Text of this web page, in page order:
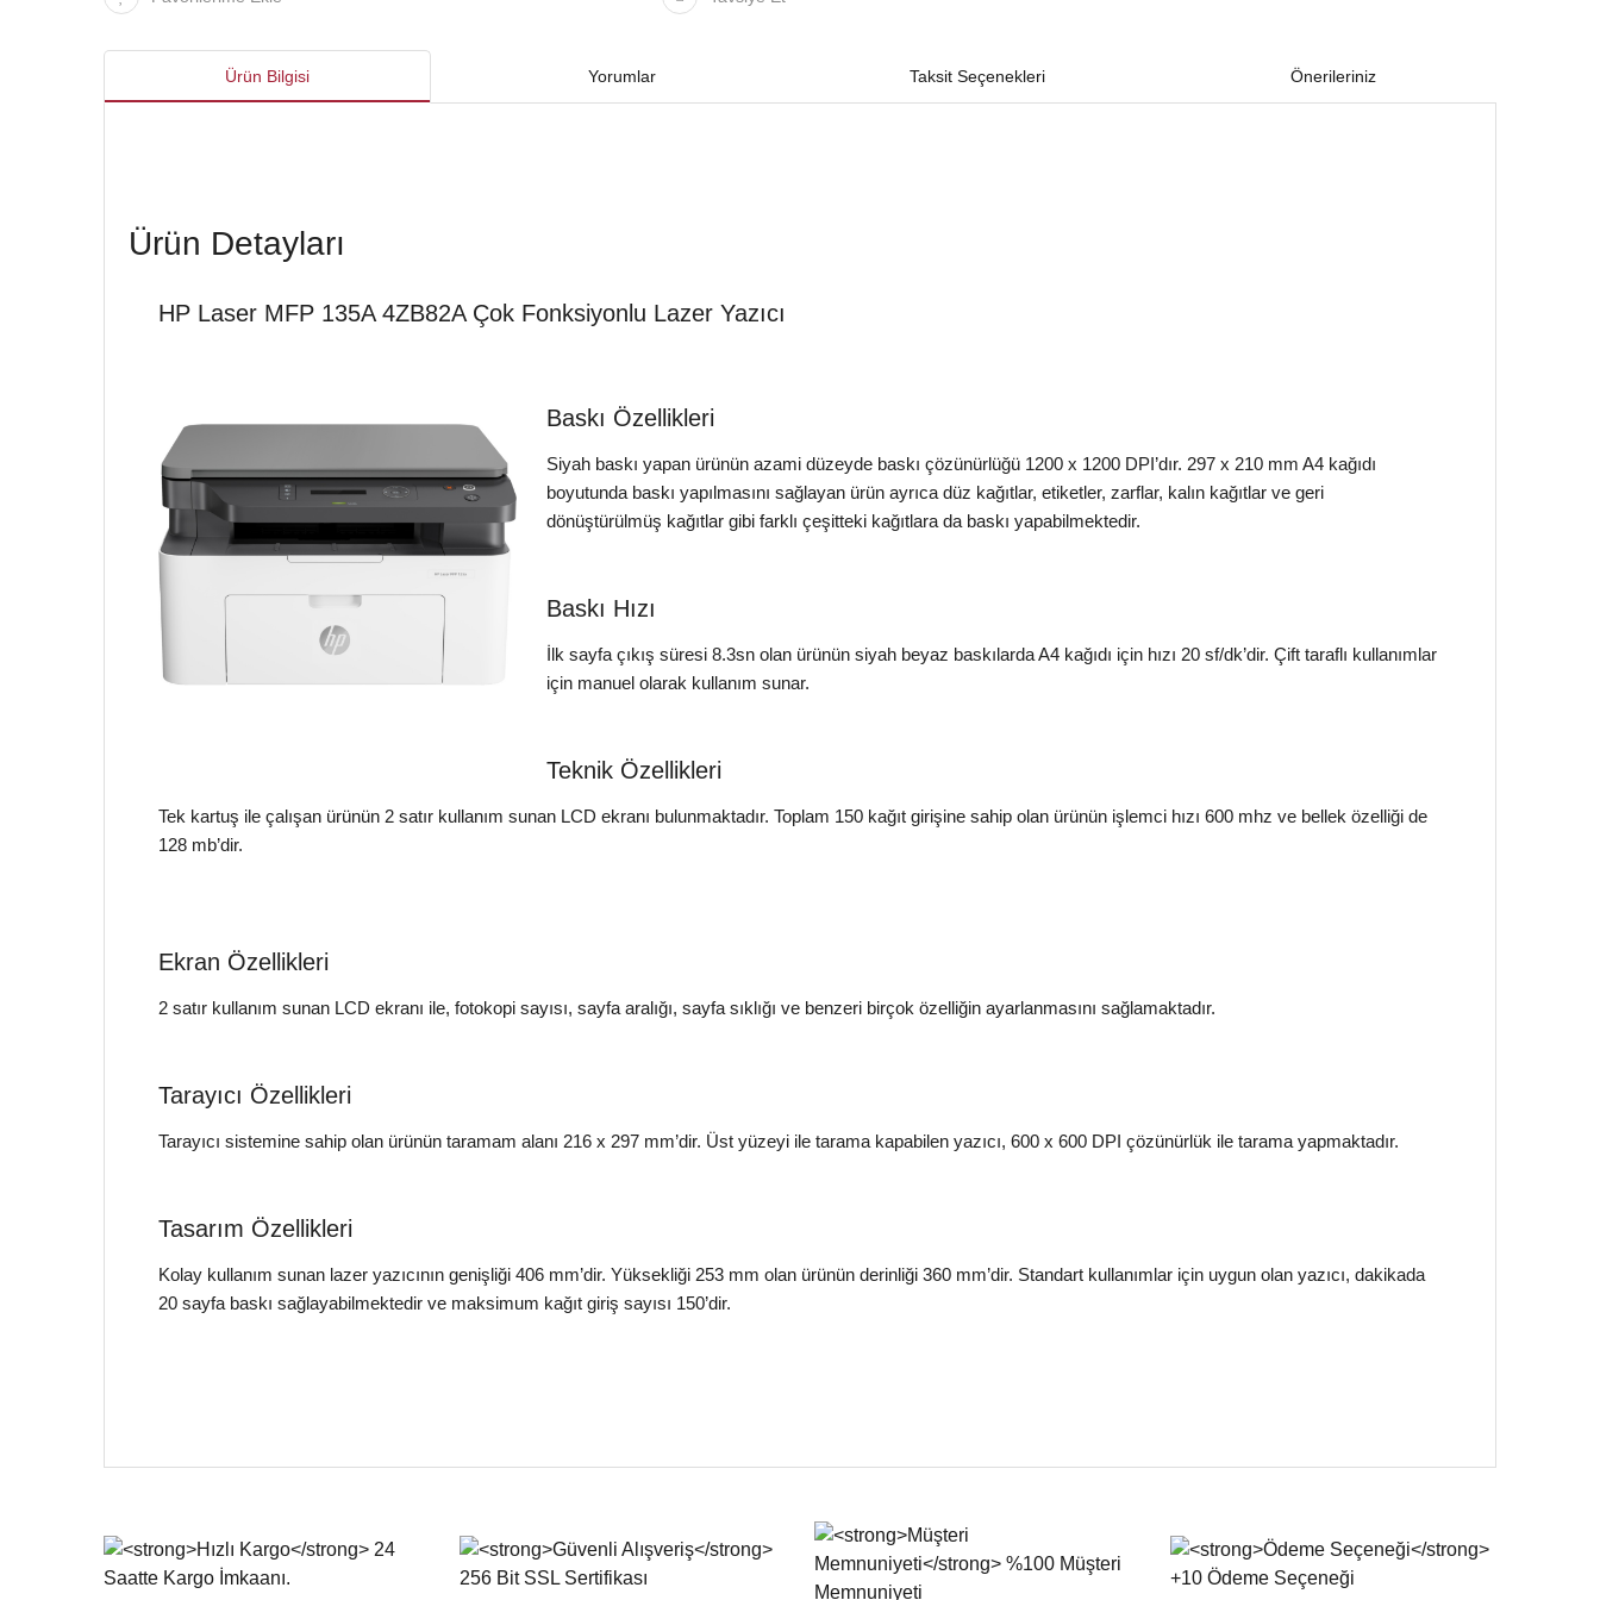
Ürün Bilgisi Yorumlar Taksit Seçenekleri Önerileriniz
Ürün Detayları
HP Laser MFP 135A 4ZB82A Çok Fonksiyonlu Lazer Yazıcı
Baskı Özellikleri
Siyah baskı yapan ürünün azami düzeyde baskı çözünürlüğü 1200 x 1200 DPI’dır. 297 x 210 mm A4 kağıdı
boyutunda baskı yapılmasını sağlayan ürün ayrıca düz kağıtlar, etiketler, zarflar, kalın kağıtlar ve geri
dönüştürülmüş kağıtlar gibi farklı çeşitteki kağıtlara da baskı yapabilmektedir.
Baskı Hızı
İlk sayfa çıkış süresi 8.3sn olan ürünün siyah beyaz baskılarda A4 kağıdı için hızı 20 sf/dk’dir. Çift taraflı kullanımlar
için manuel olarak kullanım sunar.
Teknik Özellikleri
Tek kartuş ile çalışan ürünün 2 satır kullanım sunan LCD ekranı bulunmaktadır. Toplam 150 kağıt girişine sahip olan ürünün işlemci hızı 600 mhz ve bellek özelliği de
128 mb’dir.
Ekran Özellikleri
2 satır kullanım sunan LCD ekranı ile, fotokopi sayısı, sayfa aralığı, sayfa sıklığı ve benzeri birçok özelliğin ayarlanmasını sağlamaktadır.
Tarayıcı Özellikleri
Tarayıcı sistemine sahip olan ürünün taramam alanı 216 x 297 mm’dir. Üst yüzeyi ile tarama kapabilen yazıcı, 600 x 600 DPI çözünürlük ile tarama yapmaktadır.
Tasarım Özellikleri
Kolay kullanım sunan lazer yazıcının genişliği 406 mm’dir. Yüksekliği 253 mm olan ürünün derinliği 360 mm’dir. Standart kullanımlar için uygun olan yazıcı, dakikada
20 sayfa baskı sağlayabilmektedir ve maksimum kağıt giriş sayısı 150’dir.
Bu ürünün fiyat bilgisi, resim, ürün açıklamalarında ve diğer konularda yetersiz gördüğünüz noktaları öneri formunu kullanarak tarafımıza iletebilirsiniz.
Ürün resmi kalitesiz, bozuk veya görüntülenemiyor.
Ürün açıklamasında eksik bilgiler bulunuyor.